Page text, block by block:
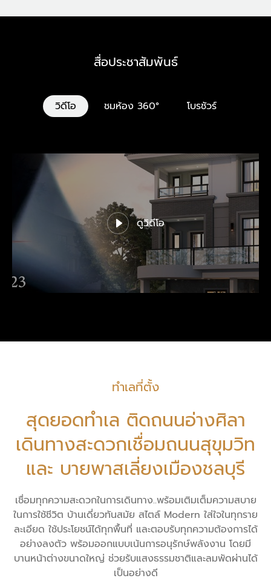
สื่อประชาสัมพันธ์
วิดีโอ ชมห้อง 360° โบรชัวร์
ดูวิดีโอ
ทำเลที่ตั้ง
สุดยอดทำเล ติดถนนอ่างศิลา
เดินทางสะดวกเชื่อมถนนสุขุมวิท
และ บายพาสเลี่ยงเมืองชลบุรี
เชื่อมทุกความสะดวกในการเดินทาง..พร้อมเติมเต็มความสบาย
ในการใช้ชีวิต บ้านเดี่ยวทันสมัย สไตล์ Modern ใส่ใจในทุกราย
ละเอียด ใช้ประโยชน์ได้ทุกพื้นที่ และตอบรับทุกความต้องการได้
อย่างลงตัว พร้อมออกแบบเน้นการอนุรักษ์พลังงาน โดยมี
บานหน้าต่างขนาดใหญ่ ช่วยรับแสงธรรมชาติและลมพัดผ่านได้
เป็นอย่างดี